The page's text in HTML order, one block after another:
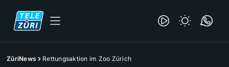
ZüriNews Rettungsaktion im Zoo Zürich